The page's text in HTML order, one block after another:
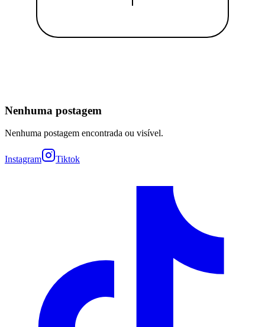
Nenhuma postagem
Nenhuma postagem encontrada ou visível.
Instagram Tiktok